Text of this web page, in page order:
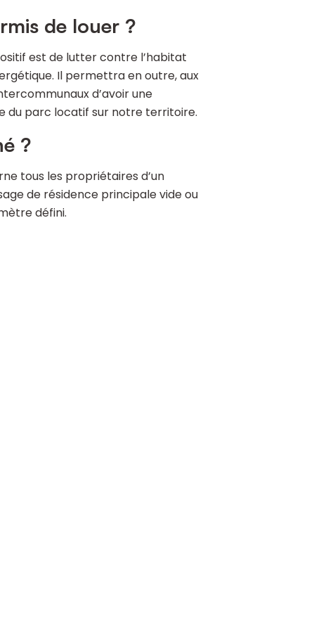
de louer ?
est de lutter contre l’habitat
Il permettra en outre, aux
d’avoir une
du parc locatif sur notre territoire.
?
tous les propriétaires d’un
de résidence principale vide ou
défini.